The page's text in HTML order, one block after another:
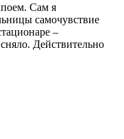
Сам я
самочувствие
–
Действительно